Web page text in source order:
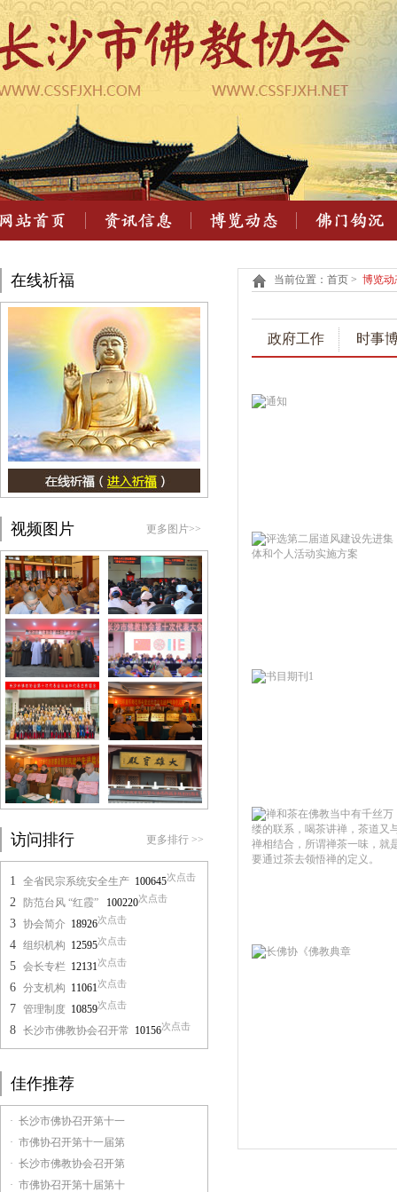
在线祈福
视频图片 更多图片>>
访问排行 更多排行 >>
1 全省民宗系统安全生产 100645次点击
2 防范台风 “红霞” 100220次点击
3 协会简介 18926次点击
4 组织机构 12595次点击
5 会长专栏 12131次点击
6 分支机构 11061次点击
7 管理制度 10859次点击
8 长沙市佛教协会召开常 10156次点击
佳作推荐
· 长沙市佛协召开第十一
· 市佛协召开第十一届第
· 长沙市佛教协会召开第
· 市佛协召开第十届第十
当前位置：首页 > 博览动
政府工作 时事